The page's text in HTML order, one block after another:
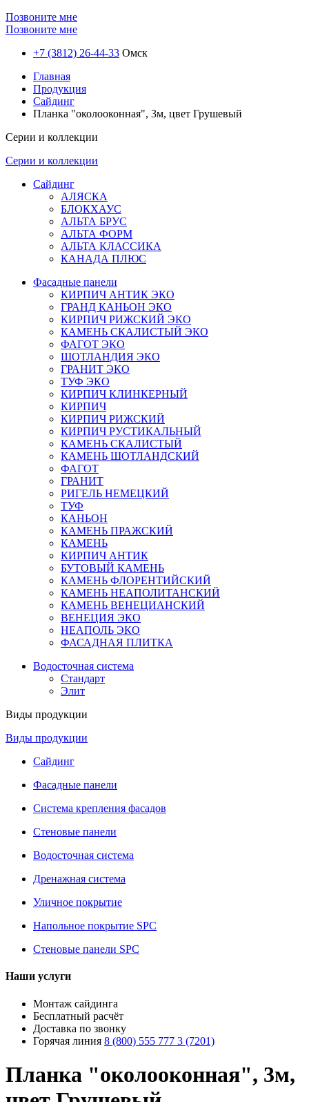
Позвоните мне
Позвоните мне
+7 (3812) 26-44-33 Омск
Главная
Продукция
Сайдинг
Планка "околооконная", 3м, цвет Грушевый
Серии и коллекции
Серии и коллекции
Сайдинг
АЛЯСКА
БЛОКХАУС
АЛЬТА БРУС
АЛЬТА ФОРМ
АЛЬТА КЛАССИКА
КАНАДА ПЛЮС
Фасадные панели
КИРПИЧ АНТИК ЭКО
ГРАНД КАНЬОН ЭКО
КИРПИЧ РИЖСКИЙ ЭКО
КАМЕНЬ СКАЛИСТЫЙ ЭКО
ФАГОТ ЭКО
ШОТЛАНДИЯ ЭКО
ГРАНИТ ЭКО
ТУФ ЭКО
КИРПИЧ КЛИНКЕРНЫЙ
КИРПИЧ
КИРПИЧ РИЖСКИЙ
КИРПИЧ РУСТИКАЛЬНЫЙ
КАМЕНЬ СКАЛИСТЫЙ
КАМЕНЬ ШОТЛАНДСКИЙ
ФАГОТ
ГРАНИТ
РИГЕЛЬ НЕМЕЦКИЙ
ТУФ
КАНЬОН
КАМЕНЬ ПРАЖСКИЙ
КАМЕНЬ
КИРПИЧ АНТИК
БУТОВЫЙ КАМЕНЬ
КАМЕНЬ ФЛОРЕНТИЙСКИЙ
КАМЕНЬ НЕАПОЛИТАНСКИЙ
КАМЕНЬ ВЕНЕЦИАНСКИЙ
ВЕНЕЦИЯ ЭКО
НЕАПОЛЬ ЭКО
ФАСАДНАЯ ПЛИТКА
Водосточная система
Стандарт
Элит
Виды продукции
Виды продукции
Сайдинг
Фасадные панели
Система крепления фасадов
Стеновые панели
Водосточная система
Дренажная система
Уличное покрытие
Напольное покрытие SPC
Стеновые панели SPC
Наши услуги
Монтаж сайдинга
Бесплатный расчёт
Доставка по звонку
Горячая линия 8 (800) 555 777 3 (7201)
Планка "околооконная", 3м,